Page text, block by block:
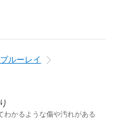
ルーレイ
わかるような傷や汚れがある